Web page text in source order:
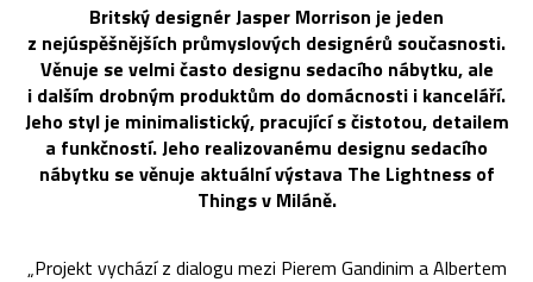
Britský designér Jasper Morrison je jeden
z nejúspěšnějších průmyslových designérů současnosti.
Věnuje se velmi často designu sedacího nábytku, ale
i dalším drobným produktům do domácnosti i kanceláří.
Jeho styl je minimalistický, pracující s čistotou, detailem
a funkčností. Jeho realizovanému designu sedacího
nábytku se věnuje aktuální výstava The Lightness of
Things v Miláně.
„Projekt vychází z dialogu mezi Pierem Gandinim a Albertem